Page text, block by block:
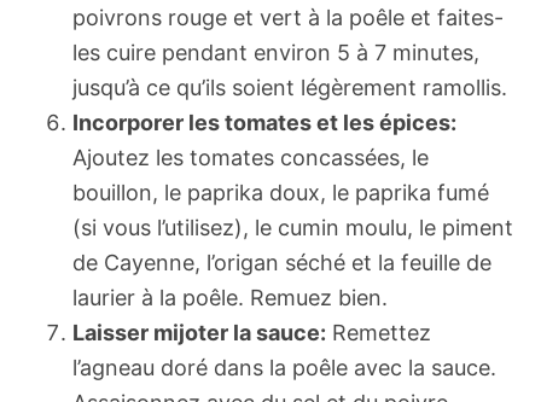
poivrons rouge et vert à la poêle et faites-
les cuire pendant environ 5 à 7 minutes,
jusqu’à ce qu’ils soient légèrement ramollis.
Incorporer les tomates et les épices:
Ajoutez les tomates concassées, le
bouillon, le paprika doux, le paprika fumé
(si vous l’utilisez), le cumin moulu, le piment
de Cayenne, l’origan séché et la feuille de
laurier à la poêle. Remuez bien.
Laisser mijoter la sauce: Remettez
l’agneau doré dans la poêle avec la sauce.